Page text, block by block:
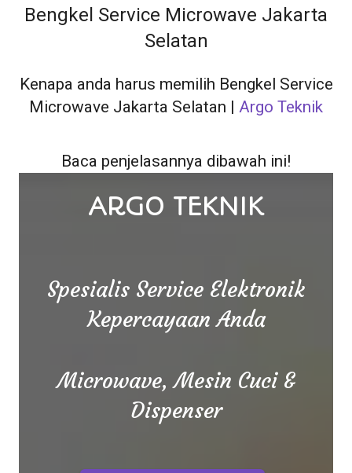
Bengkel Service Microwave Jakarta
Selatan
Kenapa anda harus memilih Bengkel Service
Microwave Jakarta Selatan | Argo Teknik
Baca penjelasannya dibawah ini!
ARGO TEKNIK
Spesialis Service Elektronik
Kepercayaan Anda
Microwave, Mesin Cuci &
Dispenser